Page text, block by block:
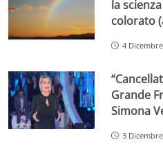
la
colorato
4
Grande
Simona
3